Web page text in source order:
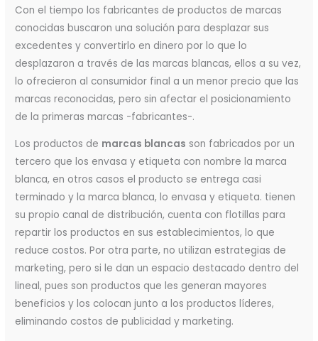
Con el tiempo los fabricantes de productos de marcas
conocidas buscaron una solución para desplazar sus
excedentes y convertirlo en dinero por lo que lo
desplazaron a través de las marcas blancas, ellos a su vez,
lo ofrecieron al consumidor final a un menor precio que las
marcas reconocidas, pero sin afectar el posicionamiento
de la primeras marcas -fabricantes-.
Los productos de marcas blancas son fabricados por un
tercero que los envasa y etiqueta con nombre la marca
blanca, en otros casos el producto se entrega casi
terminado y la marca blanca, lo envasa y etiqueta. tienen
su propio canal de distribución, cuenta con flotillas para
repartir los productos en sus establecimientos, lo que
reduce costos. Por otra parte, no utilizan estrategias de
marketing, pero si le dan un espacio destacado dentro del
lineal, pues son productos que les generan mayores
beneficios y los colocan junto a los productos líderes,
eliminando costos de publicidad y marketing.